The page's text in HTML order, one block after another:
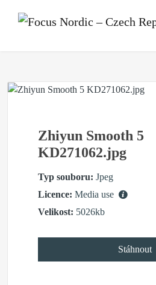
Zhiyun Smooth 5
KD271062.jpg
Typ souboru: Jpeg
Licence: Media use
Velikost: 5026kb
Stáhnout